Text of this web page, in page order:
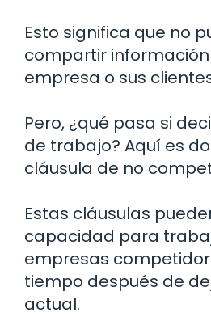
Esto significa que no
compartir
empresa o sus
Pero, ¿qué pasa si
de trabajo? Aquí es
cláusula de no
Estas cláusulas
capacidad para
empresas
tiempo después de
actual.